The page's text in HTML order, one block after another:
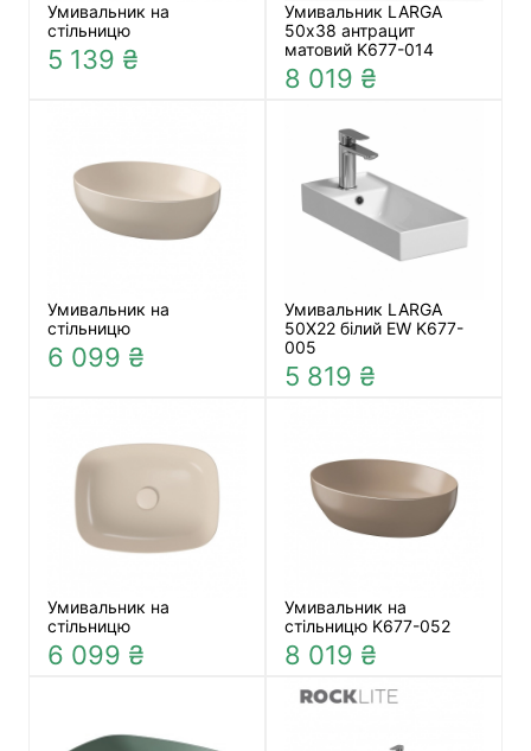
Умивальник на
стільницю
5 139 ₴
Умивальник LARGA
50х38 антрацит
матовий K677-014
8 019 ₴
Умивальник на
стільницю
6 099 ₴
Умивальник LARGA
50X22 білий EW K677-
005
5 819 ₴
Умивальник на
стільницю
6 099 ₴
Умивальник на
стільницю K677-052
8 019 ₴